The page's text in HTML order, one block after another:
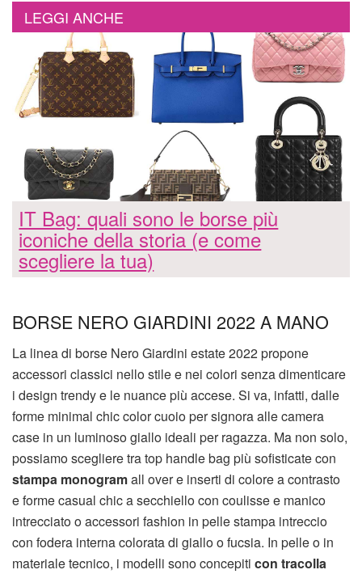
LEGGI ANCHE
IT Bag: quali sono le borse più
iconiche della storia (e come
scegliere la tua)
BORSE NERO GIARDINI 2022 A MANO
La linea di borse Nero Giardini estate 2022 propone
accessori classici nello stile e nei colori senza dimenticare
i design trendy e le nuance più accese. Si va, infatti, dalle
forme minimal chic color cuoio per signora alle camera
case in un luminoso giallo ideali per ragazza. Ma non solo,
possiamo scegliere tra top handle bag più sofisticate con
stampa monogramall over e inserti di colore a contrasto
e forme casual chic a secchiello con coulisse e manico
intrecciato o accessori fashion in pelle stampa intreccio
con fodera interna colorata di giallo o fucsia. In pelle o in
materiale tecnico, i modelli sono concepiti con tracolla